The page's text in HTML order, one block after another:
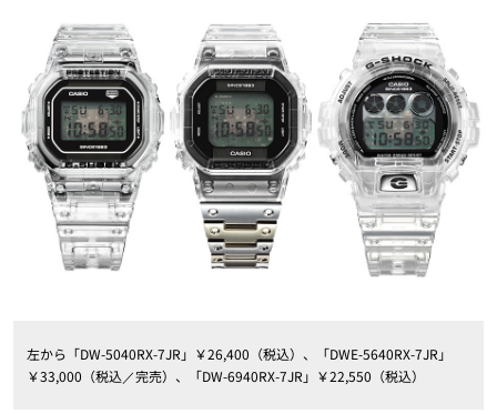
左から「DW-5040RX-7JR」￥26,400（税込）、「DWE-5640RX-7JR」
￥33,000（税込／完売）、「DW-6940RX-7JR」￥22,550（税込）